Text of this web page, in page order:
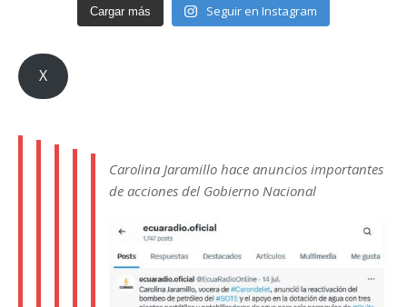
Cargar más Seguir en Instagram
X
Carolina Jaramillo hace anuncios importantes
de acciones del Gobierno Nacional